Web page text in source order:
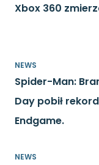
Xbox 360
NEWS
Spider-Man:
Day pobił
Endgame.
NEWS